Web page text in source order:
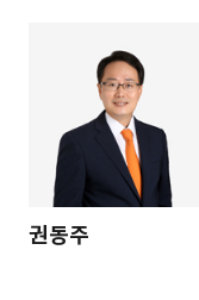
권동주